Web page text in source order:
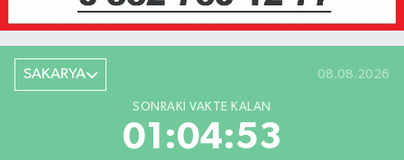
SAKARYA 08.08.2026
SONRAKI VAKTE KALAN
01:04:53